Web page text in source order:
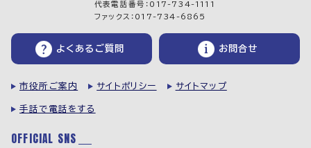
代表電話番号：017-734-1111
ファックス：017-734-6865
よくあるご質問 お問合せ
市役所ご案内 サイトポリシー サイトマップ
手話で電話をする
OFFICIAL SNS